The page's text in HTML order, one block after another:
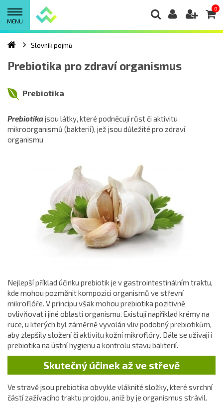
MENU
0
Slovník pojmů
Prebiotika pro zdraví organismus
Prebiotika
Prebiotikajsou látky, které podněcují růst či aktivitu
mikroorganismů (bakterií), jež jsou důležité pro zdraví
organismu
Nejlepší příklad účinku prebiotik je v gastrointestinálním traktu,
kde mohou pozměnit kompozici organismů ve střevní
mikroflóře. V principu však mohou prebiotika pozitivně
ovlivňovat i jiné oblasti organismu. Existují například krémy na
ruce, u kterých byl záměrně vyvolán vliv podobný prebiotikům,
aby zlepšily složení či aktivitu kožní mikroflóry. Dále se užívají i
prebiotika na ústní hygienu a kontrolu stavu bakterií.
Skutečný účinek až ve střevě
Ve stravě jsou prebiotika obvykle vláknité složky, které svrchní
částí zažívacího traktu projdou, aniž by je organismus strávil.